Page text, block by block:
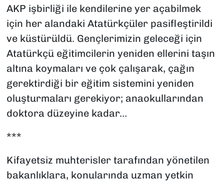
AKP işbirliği ile kendilerine yer açabilmek
için her alandaki Atatürkçüler pasifleştirildi
ve küstürüldü. Gençlerimizin geleceği için
Atatürkçü eğitimcilerin yeniden ellerini taşın
altına koymaları ve çok çalışarak, çağın
gerektirdiği bir eğitim sistemini yeniden
oluşturmaları gerekiyor; anaokullarından
doktora düzeyine kadar…
***
Kifayetsiz muhterisler tarafından yönetilen
bakanlıklara, konularında uzman yetkin